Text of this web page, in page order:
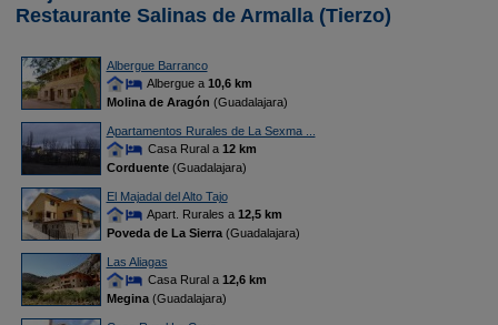
Restaurante Salinas de Armalla (Tierzo)
Albergue Barranco
Albergue a 10,6 km
Molina de Aragón (Guadalajara)
Apartamentos Rurales de La Sexma ...
Casa Rural a 12 km
Corduente(Guadalajara)
El Majadal del Alto Tajo
Apart. Rurales a 12,5 km
Poveda de La Sierra(Guadalajara)
Las Aliagas
Casa Rural a 12,6 km
Megina(Guadalajara)